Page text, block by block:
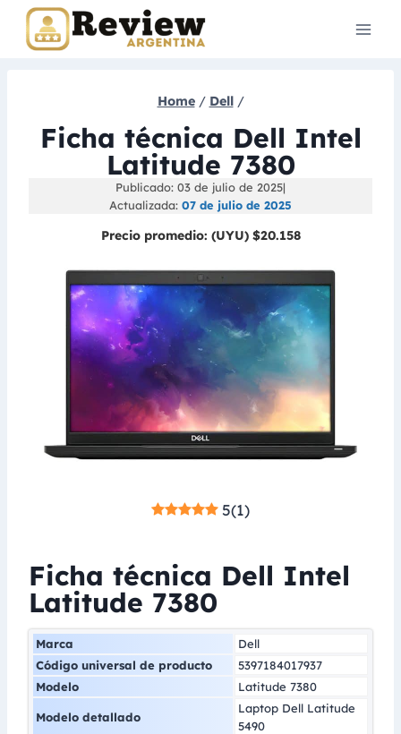
Skip
Home / Dell /
Ficha técnica Dell Intel
Latitude 7380
Publicado: 03 de julio de 2025|
Actualizada: 07 de julio de 2025
Precio promedio: (UYU) $20.158
5(1)
Ficha técnica Dell Intel
Latitude 7380
Marca
Dell
Código universal de producto
5397184017937
Modelo
Latitude 7380
Modelo detallado
Laptop Dell Latitude
5490